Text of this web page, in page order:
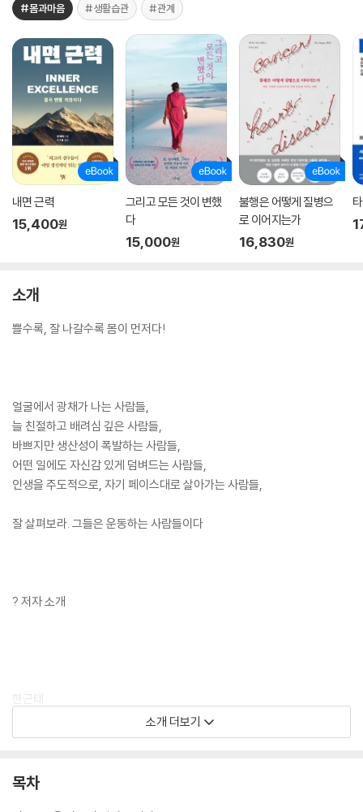
#몸과마음 #생활습관 #관계
내면 근력
15,400원
그리고 모든 것이 변했
다
15,000원
불행은 어떻게 질병으
로 이어지는가
16,830원
소개
쁠수록, 잘 나갈수록 몸이 먼저다!
얼굴에서 광채가 나는 사람들,
늘 친절하고 배려심 깊은 사람들,
바쁘지만 생산성이 폭발하는 사람들,
어떤 일에도 자신감 있게 덤벼드는 사람들,
인생을 주도적으로, 자기 페이스대로 살아가는 사람들,
잘 살펴보라. 그들은 운동하는 사람들이다
? 저자 소개
한근태
한스컨설팅 대표. 서울대 섬유공학과를 졸업하고, 미국 애크론대학에서 고
해주고 있으며, 쉽고 재미있으면서도 핵심을 찌르는 명쾌한 강의로 정평이
소개 더보기
목차